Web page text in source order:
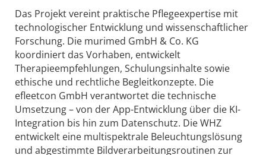
Das Projekt vereint praktische Pflegeexpertise mit
technologischer Entwicklung und wissenschaftlicher
Forschung. Die murimed GmbH & Co. KG
koordiniert das Vorhaben, entwickelt
Therapieempfehlungen, Schulungsinhalte sowie
ethische und rechtliche Begleitkonzepte. Die
efleetcon GmbH verantwortet die technische
Umsetzung – von der App-Entwicklung über die KI-
Integration bis hin zum Datenschutz. Die WHZ
entwickelt eine multispektrale Beleuchtungslösung
und abgestimmte Bildverarbeitungsroutinen zur